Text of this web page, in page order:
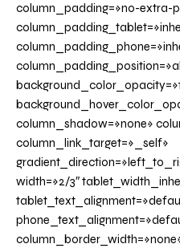
column_padding=»no-extra-
column_shadow=»none»
column_link_target=»_self»
width=»2/3″